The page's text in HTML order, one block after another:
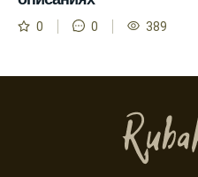
ловли.
Способ
подходящее
Информация о
0 0 389